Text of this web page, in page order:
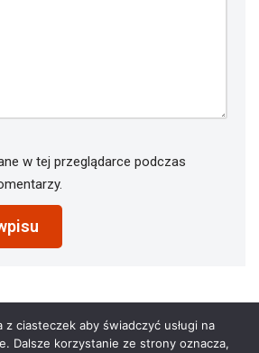
w tej przeglądarce podczas
z ciasteczek aby świadczyć usługi na
Dalsze korzystanie ze strony oznacza,